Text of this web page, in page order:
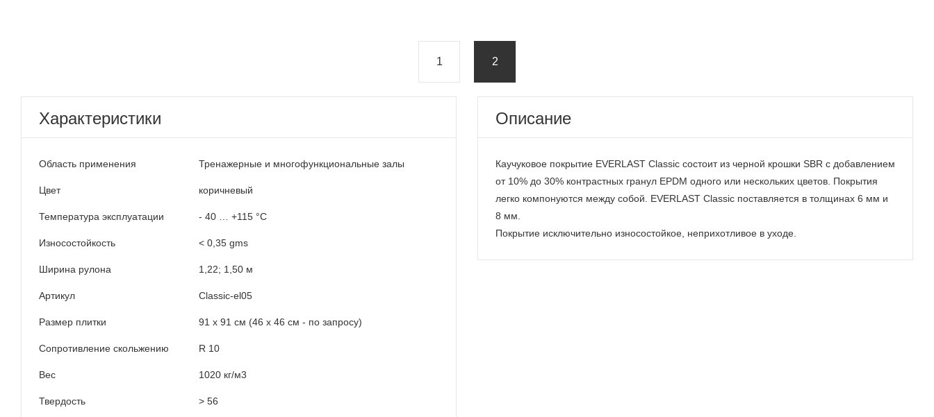
1 2
Характеристики
Область применения Тренажерные и многофункциональные залы
Цвет коричневый
Температура эксплуатации - 40 … +115 °C
Износостойкость < 0,35 gms
Ширина рулона 1,22; 1,50 м
Артикул Classic-el05
Размер плитки 91 х 91 см (46 х 46 см - по запросу)
Сопротивление скольжению R 10
Вес 1020 кг/м3
Твердость > 56
Описание
Каучуковое покрытие EVERLAST Classic состоит из черной крошки SBR с добавлением
от 10% до 30% контрастных гранул EPDM одного или нескольких цветов. Покрытия
легко компонуются между собой. EVERLAST Classic поставляется в толщинах 6 мм и
8 мм.
Покрытие исключительно износостойкое, неприхотливое в уходе.